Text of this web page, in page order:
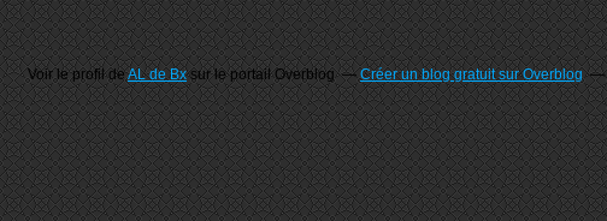
Voir le profil deAL de Bxsur le portail Overblog Créer un blog gratuit sur Overblog